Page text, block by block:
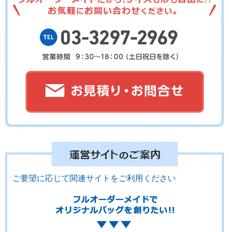
No.17-110 No.17-109 No.17-108
ご要望に応じて関連サイトをご利用ください